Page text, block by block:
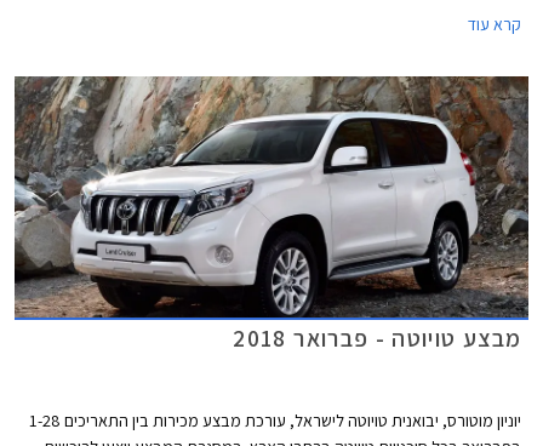
15:00.
קרא עוד
מבצע טויוטה - פברואר 2018
יוניון מוטורס, יבואנית טויוטה לישראל, עורכת מבצע מכירות בין התאריכים 1-28